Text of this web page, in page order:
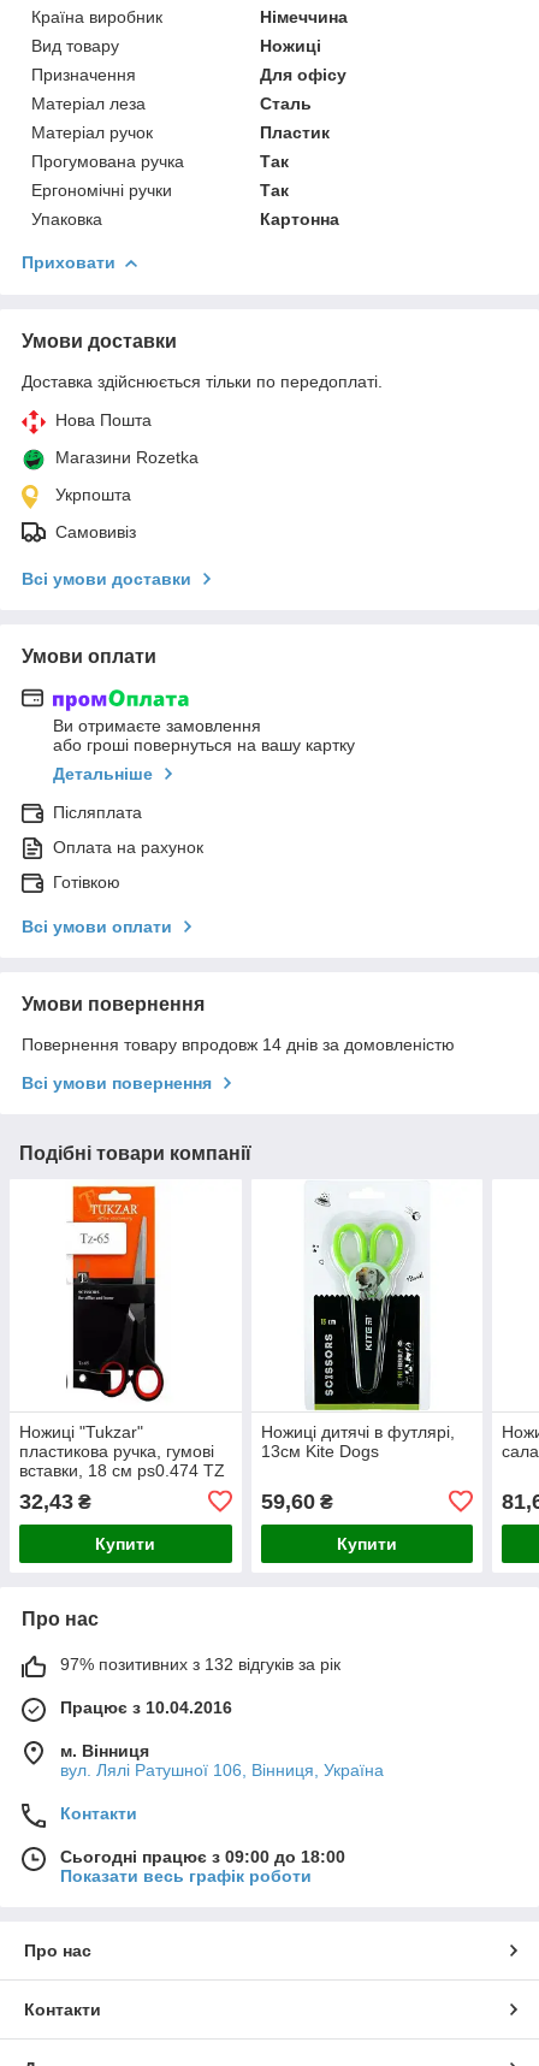
Країна виробник
Німеччина
Вид товару
Ножиці
Призначення
Для офісу
Матеріал леза
Сталь
Матеріал ручок
Пластик
Прогумована ручка
Так
Ергономічні ручки
Так
Упаковка
Картонна
Приховати
Умови доставки
Доставка здійснюється тільки по передоплаті.
Нова Пошта
Магазини Rozetka
Укрпошта
Самовивіз
Всі умови доставки
Умови оплати
Ви отримаєте замовлення
або гроші повернуться на вашу картку
Детальніше
Післяплата
Оплата на рахунок
Готівкою
Всі умови оплати
Умови повернення
Повернення товару впродовж 14 днів за домовленістю
Всі умови повернення
Подібні товари компанії
Ножиці "Tukzar"
пластикова ручка, гумові
вставки, 18 см ps0.474 TZ
32,43 ₴
Купити
Ножиці дитячі в футлярі,
13см Kite Dogs
59,60₴
Купити
Про нас
97% позитивних з 132 відгуків за рік
Працює з 10.04.2016
м. Вінниця
вул. Лялі Ратушної 106, Вінниця, Україна
Контакти
Сьогодні працює з 09:00 до 18:00
Показати весь графік роботи
Про нас
Контакти